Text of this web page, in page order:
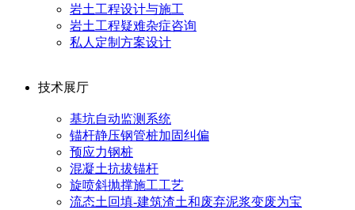
岩土工程设计与施工
岩土工程疑难杂症咨询
私人定制方案设计
技术展厅
基坑自动监测系统
锚杆静压钢管桩加固纠偏
预应力钢桩
混凝土抗拔锚杆
旋喷斜抛撑施工工艺
流态土回填-建筑渣土和废弃泥浆变废为宝